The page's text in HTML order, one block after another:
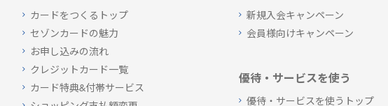
カードをつくるトップ
セゾンカードの魅力
お申し込みの流れ
クレジットカード一覧
カード特典&付帯サービス
新規入会キャンペーン
会員様向けキャンペーン
優待・サービスを使う
優待・サービスを使うトップ